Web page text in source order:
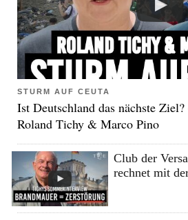
STURM AUF CEUTA
Ist Deutschland das nächste
Roland Tichy & Marco Pino
Club der
rechnet mit